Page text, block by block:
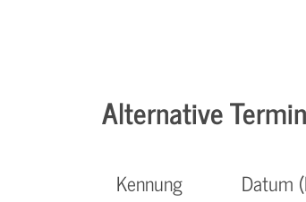
Alternative
Kennung Datum